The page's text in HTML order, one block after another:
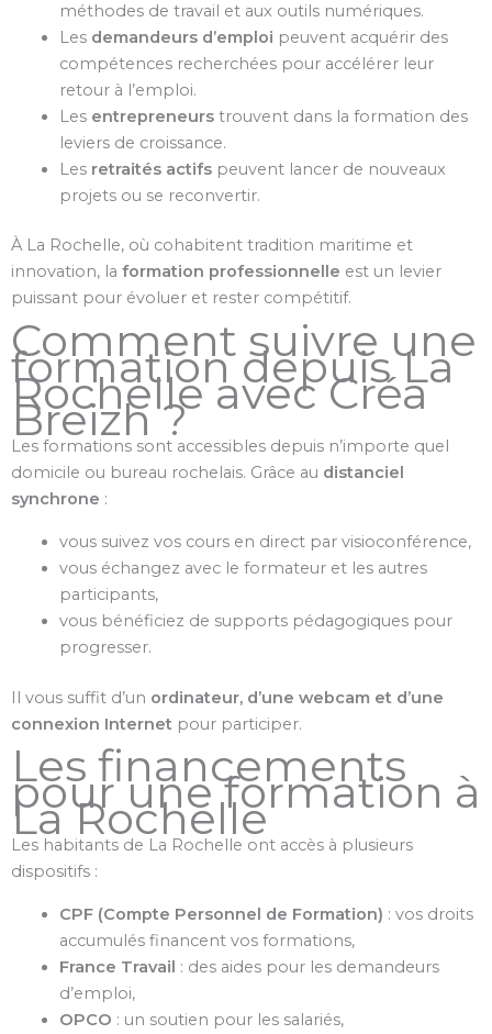
méthodes de travail et aux outils numériques.
Les demandeurs d’emploi peuvent acquérir des
compétences recherchées pour accélérer leur
retour à l’emploi.
Les entrepreneurstrouvent dans la formation des
leviers de croissance.
Les retraités actifspeuvent lancer de nouveaux
projets ou se reconvertir.
À La Rochelle, où cohabitent tradition maritime et
innovation, la formation professionnelle est un levier
puissant pour évoluer et rester compétitif.
Comment suivre une
formation depuis La
Rochelle avec Créa
Breizh ?
Les formations sont accessibles depuis n’importe quel
domicile ou bureau rochelais. Grâce au distanciel
synchrone :
vous suivez vos cours en direct par visioconférence,
vous échangez avec le formateur et les autres
participants,
vous bénéficiez de supports pédagogiques pour
progresser.
Il vous suffit d’un ordinateur, d’une webcam et d’une
connexion Internet pour participer.
Les financements
pour une formation à
La Rochelle
Les habitants de La Rochelle ont accès à plusieurs
dispositifs :
CPF (Compte Personnel de Formation) : vos droits
accumulés financent vos formations,
France Travail : des aides pour les demandeurs
d’emploi,
OPCO : un soutien pour les salariés,